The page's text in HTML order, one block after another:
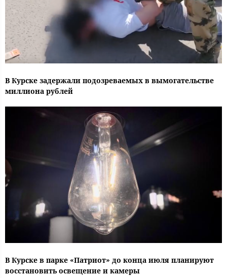
В Курске задержали подозреваемых в вымогательстве
миллиона рублей
В Курске в парке «Патриот» до конца июля планируют
восстановить освещение и камеры